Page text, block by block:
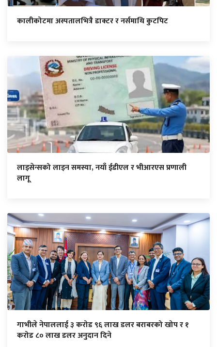
कालीकोटमा अस्पतालभित्रै डाक्टर र नर्समाथि कुटपिट
लाइसेन्सको लाइन समस्या, नयाँ ईडीएल र भीआरएस प्रणाली
लागू
गाभीले नेपाललाई ३ करोड ९६ लाख डलर बराबरको खोप र १
करोड ८० लाख डलर अनुदान दिने